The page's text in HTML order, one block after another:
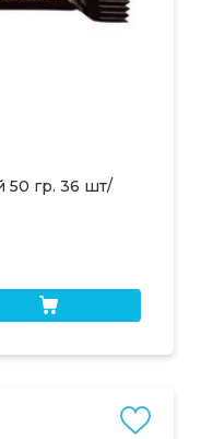
50 гр. 36 шт/